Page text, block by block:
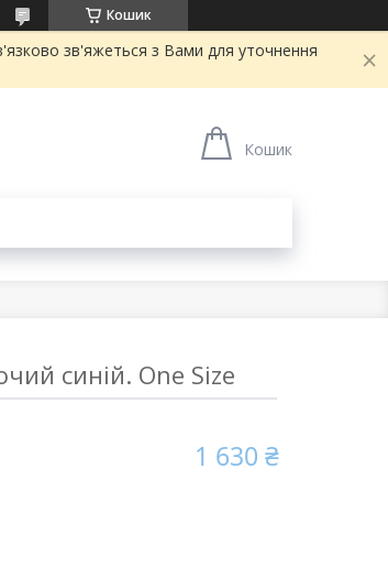
Кошик
зв'яжеться з Вами для уточнення
Кошик
синій. One Size
1 630 ₴